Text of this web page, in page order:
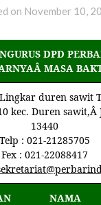
on November 10,
DPD
MASA
duren sawit
kec. Duren
13440
Telp : 021-21285705
Fex : 021-22088417
NAMA